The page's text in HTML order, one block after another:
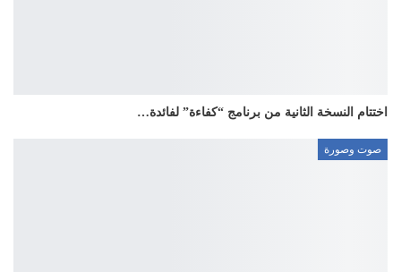
اختتام النسخة الثانية من برنامج “كفاءة” لفائدة…
صوت وصورة